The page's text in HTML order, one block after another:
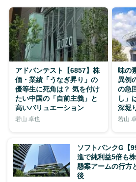
アドバンテスト【6857】株
価・業績「うなぎ昇り」の
優等生に死角は？ 気を付け
たい中国の「自前主義」と
高いバリュエーション
若山 卓也
味の
異例
の急
し」
深堀
若山
ソフトバンクG【
進で純利益5倍も
懸案アームの行方
後